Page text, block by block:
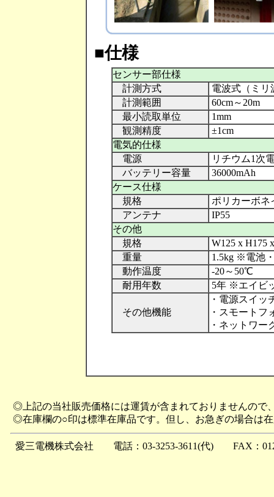
■仕様
センサー部仕様
計測方式
電波式（ミリ
計測範囲
60cm～20m
最小読取単位
1mm
観測精度
±1cm
電気的仕様
電源
リチウム1次
バッテリー容量
36000mAh
ケース仕様
規格
ポリカーボネ
アンテナ
IP55
その他
規格
W125 x H175
重量
1.5kg ※電池
動作温度
-20～50℃
耐用年数
5年 ※エイビ
その他機能
・電源スイッ
・スモートフ
・ネットワー
◎上記の当社販売価格には運賃が含まれておりませんので
◎在庫欄の○印は標準在庫品です。但し、お急ぎの場合は
愛三電機株式会社 電話：03-3253-3611(代) FAX：